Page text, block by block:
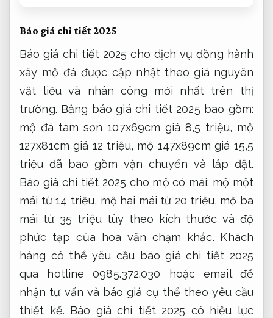
Báo giá chi tiết 2025
Báo giá chi tiết 2025 cho dịch vụ đồng hành
xây mộ đá được cập nhật theo giá nguyên
vật liệu và nhân công mới nhất trên thị
trường. Bảng báo giá chi tiết 2025 bao gồm:
mộ đá tam sơn 107x69cm giá 8,5 triệu, mộ
127x81cm giá 12 triệu, mộ 147x89cm giá 15,5
triệu đã bao gồm vận chuyển và lắp đặt.
Báo giá chi tiết 2025 cho mộ có mái: mộ một
mái từ 14 triệu, mộ hai mái từ 20 triệu, mộ ba
mái từ 35 triệu tùy theo kích thước và độ
phức tạp của hoa văn chạm khắc. Khách
hàng có thể yêu cầu báo giá chi tiết 2025
qua hotline 0985.372.030 hoặc email để
nhận tư vấn và báo giá cụ thể theo yêu cầu
thiết kế. Báo giá chi tiết 2025 có hiệu lực